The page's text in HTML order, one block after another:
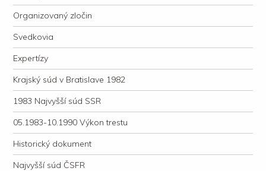
Organizovaný zločin
Svedkovia
Expertízy
Krajský súd v Bratislave 1982
1983 Najvyšší súd SSR
05.1983-10.1990 Výkon trestu
Historický dokument
Najvyšší súd ČSFR